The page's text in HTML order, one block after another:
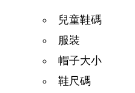
兒童鞋碼
服裝
帽子大小
鞋尺碼